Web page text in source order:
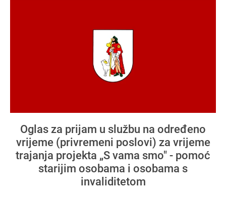
Oglas za prijam u službu na određeno
vrijeme (privremeni poslovi) za vrijeme
trajanja projekta „S vama smo" - pomoć
starijim osobama i osobama s
invaliditetom